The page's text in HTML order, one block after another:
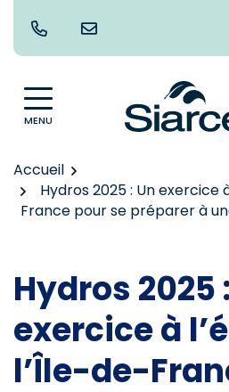
contenu
MENU
Accueil
Hydros 2025 : Un exercice
France pour se préparer à
Hydros 2025
exercice à
l’Île-de-